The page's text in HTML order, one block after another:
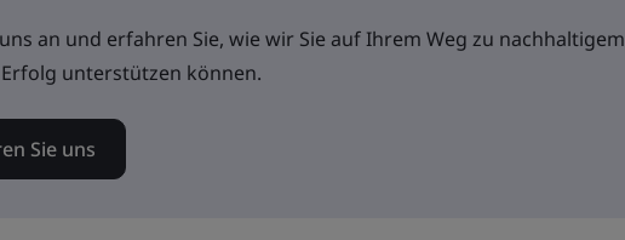
an und erfahren Sie, wie wir Sie auf Ihrem Weg zu nachhaltigem
unterstützen können.
Sie uns